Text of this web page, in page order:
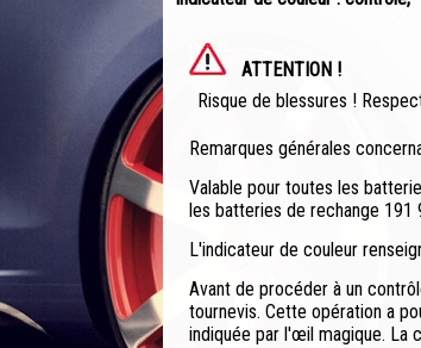
ATTENTION !
Risque de blessures !
Remarques générales
Valable pour toutes les
les batteries de rechange
L'indicateur de couleur
Avant de procéder à un
tournevis. Cette opération a
indiquée par l'œil magique. La